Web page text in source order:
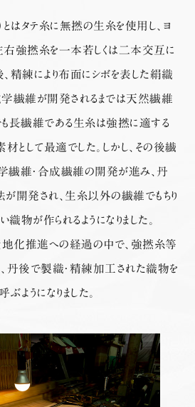
とはタテ糸に無撚の生糸を使用し、ヨ
右強撚糸を一本若しくは二本交互に
精練により布面にシボを表した絹織
学繊維が開発されるまでは天然繊維
も長繊維である生糸は強撚に適する
材として最適でした。しかし、その後繊
繊維・合成繊維の開発が進み、丹
開発され、生糸以外の繊維でもちり
物が作られるようになりました。
化推進への経過の中で、強撚糸等
丹後で製織・精練加工された織物を
ようになりました。